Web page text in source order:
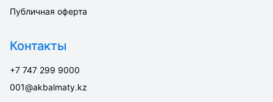
Публичная оферта
Контакты
+7 747 299 9000
001@akbalmaty.kz